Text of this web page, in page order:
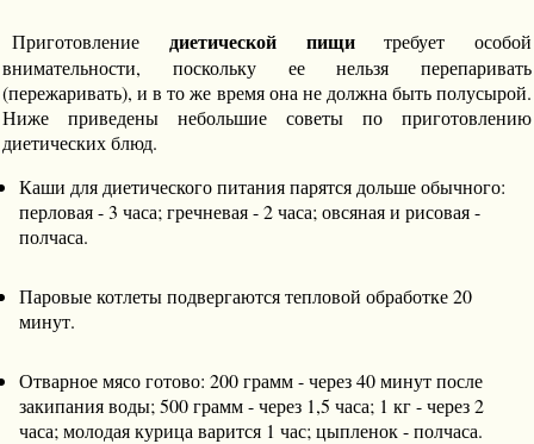
Приготовление диетической пищитребует особой
внимательности, поскольку ее нельзя перепаривать
(пережаривать), и в то же время она не должна быть полусырой.
Ниже приведены небольшие советы по приготовлению
диетических блюд.
Каши для диетического питания парятся дольше обычного:
перловая - 3 часа; гречневая - 2 часа; овсяная и рисовая -
полчаса.
Паровые котлеты подвергаются тепловой обработке 20
минут.
Отварное мясо готово: 200 грамм - через 40 минут после
закипания воды; 500 грамм - через 1,5 часа; 1 кг - через 2
часа; молодая курица варится 1 час; цыпленок - полчаса.